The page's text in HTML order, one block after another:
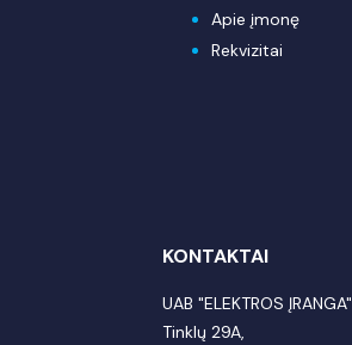
Apie įmonę
Rekvizitai
KONTAKTAI
UAB "ELEKTROS ĮRANGA"
Tinklų 29A,